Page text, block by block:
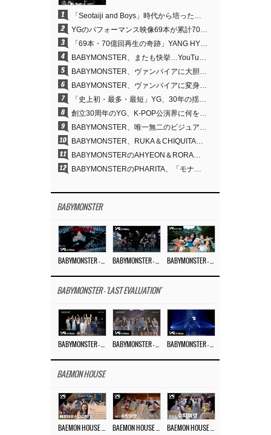
1 「Seotaiji and Boys」時代から培ったダンスDNA…YANG HYUN SUK、YGのパフォーマンスビデオ70億回再生の原点
2 YGのパフォーマンス映像69本が累計70億回再生…YANG HYUN SUKの制作哲学が実を結ぶ
3 「69本・70億回再生の奇跡」YANG HYUN SUK、YGのパフォーマンスビデオを100％自ら手掛けた理由
4 BABYMONSTER、またも快挙…YouTubeワールドワイドトレンドで1位に
5 BABYMONSTER、ヴァンパイアに大胆変身…YouTubeトレンド1位を獲得
6 BABYMONSTER、ヴァンパイアに変身…「MOON」で3か月にわたるプロジェクトを締めくくる
7 「史上初・最多・最短」YG、30年の揺るぎない信念が切り開いたK-POPツアーの新境地
8 創立30周年のYG、K-POP公演界に何を残したのか
9 BABYMONSTER、唯一無二のビジュアルと圧倒的な表現力…『MOON』
10 BABYMONSTER、RUKA＆CHIQUITAの「MOON」ビジュアルを公開…洗練されたカリスマ性・ユニークなビジュアル
11 BABYMONSTERのAHYEON＆RORA、ダークコンセプトを完璧に表現…「MOON」ビジュアルフォト公開
12 BABYMONSTERのPHARITA、「モナリザ眉」も完璧にものにする…ASAと放つ強烈なオーラ
BABYMONSTER
BABYMONSTER - 'LAST EVALUATION'
BAEMON HOUSE